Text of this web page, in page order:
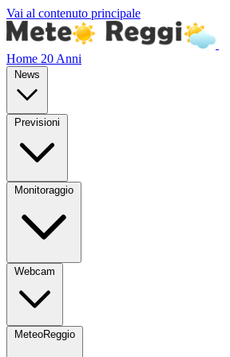
Vai al contenuto principale
Home 20 Anni
News
Previsioni
Monitoraggio
Webcam
MeteoReggio